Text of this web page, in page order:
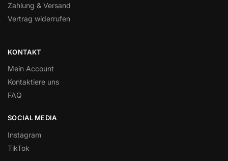
Zahlung & Versand
Vertrag widerrufen
KONTAKT
Mein Account
Kontaktiere uns
FAQ
SOCIAL MEDIA
Instagram
TikTok